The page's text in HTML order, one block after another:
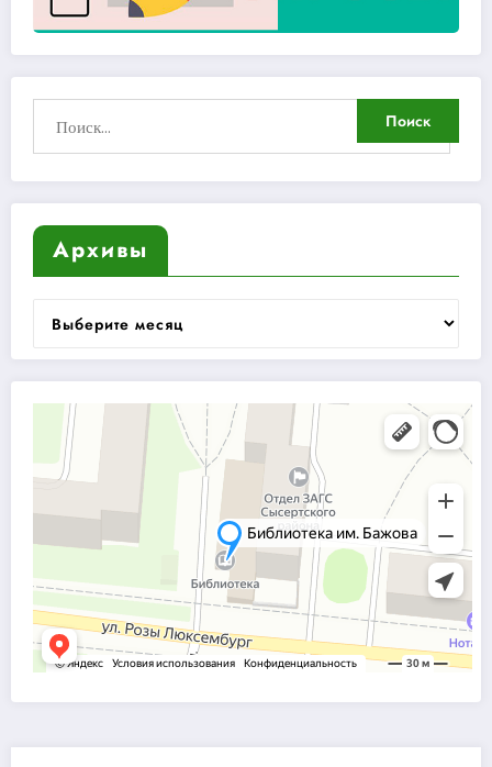
Архивы
Архивы